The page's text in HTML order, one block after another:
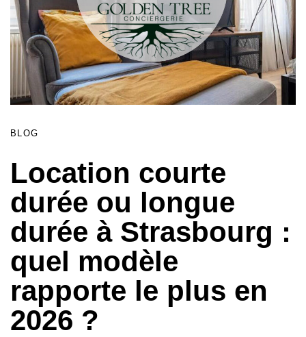
BLOG
Location courte
durée ou longue
durée à Strasbourg :
quel modèle
rapporte le plus en
2026 ?